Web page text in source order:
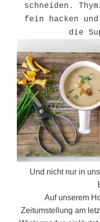
schneiden.
fein hacken
die
Und nicht nur in
Auf unserem
Zeitumstellung am